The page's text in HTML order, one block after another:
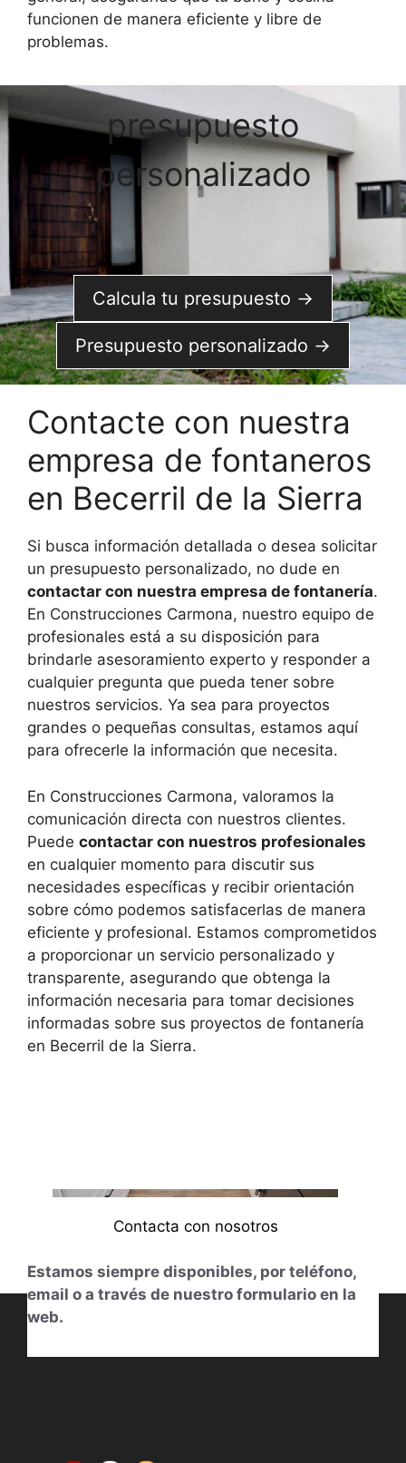
funcionen de manera eficiente y libre de
problemas.
presupuesto
personalizado
Calcula tu presupuesto →
Presupuesto personalizado →
Contacte con nuestra
empresa de fontaneros
en Becerril de la Sierra
Si busca información detallada o desea solicitar
un presupuesto personalizado, no dude en
contactar con nuestra empresa de fontanería.
En Construcciones Carmona, nuestro equipo de
profesionales está a su disposición para
brindarle asesoramiento experto y responder a
cualquier pregunta que pueda tener sobre
nuestros servicios. Ya sea para proyectos
grandes o pequeñas consultas, estamos aquí
para ofrecerle la información que necesita.
En Construcciones Carmona, valoramos la
comunicación directa con nuestros clientes.
Puede contactar con nuestros profesionales
en cualquier momento para discutir sus
necesidades específicas y recibir orientación
sobre cómo podemos satisfacerlas de manera
eficiente y profesional. Estamos comprometidos
a proporcionar un servicio personalizado y
transparente, asegurando que obtenga la
información necesaria para tomar decisiones
informadas sobre sus proyectos de fontanería
en Becerril de la Sierra.
Contacta con nosotros
Estamos siempre disponibles, por teléfono,
email o a través de nuestro formulario en la
web.